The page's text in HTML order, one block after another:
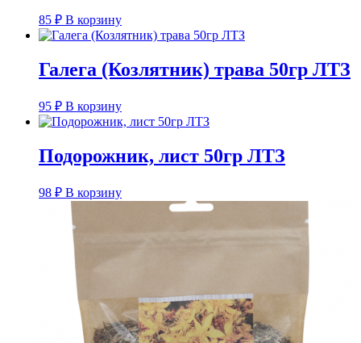
85 ₽ В корзину
Галега (Козлятник) трава 50гр ЛТЗ
95 ₽ В корзину
Подорожник, лист 50гр ЛТЗ
98 ₽ В корзину